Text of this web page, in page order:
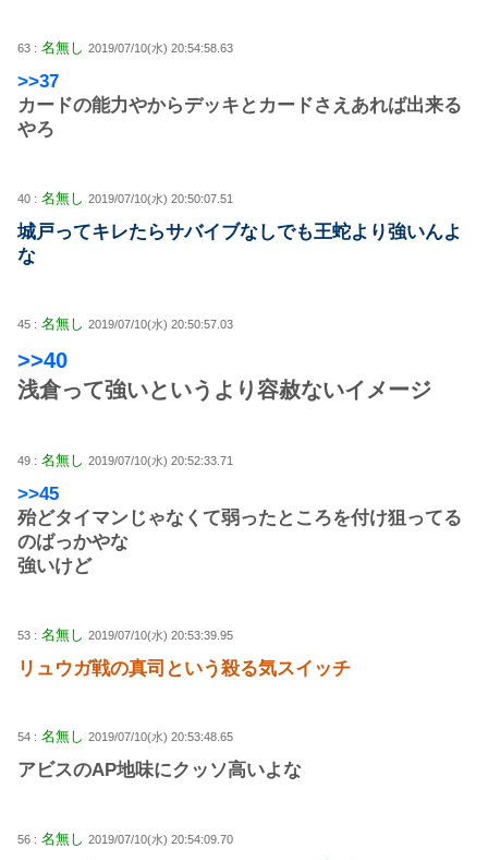
63 : 名無し 2019/07/10(水) 20:54:58.63
>>37
カードの能力やからデッキとカードさえあれば出来る
やろ
40 : 名無し 2019/07/10(水) 20:50:07.51
城戸ってキレたらサバイブなしでも王蛇より強いんよ
な
45 : 名無し 2019/07/10(水) 20:50:57.03
>>40
浅倉って強いというより容赦ないイメージ
49 : 名無し 2019/07/10(水) 20:52:33.71
>>45
殆どタイマンじゃなくて弱ったところを付け狙ってる
のばっかやな
強いけど
53 : 名無し 2019/07/10(水) 20:53:39.95
リュウガ戦の真司という殺る気スイッチ
54 : 名無し 2019/07/10(水) 20:53:48.65
アビスのAP地味にクッソ高いよな
56 : 名無し 2019/07/10(水) 20:54:09.70